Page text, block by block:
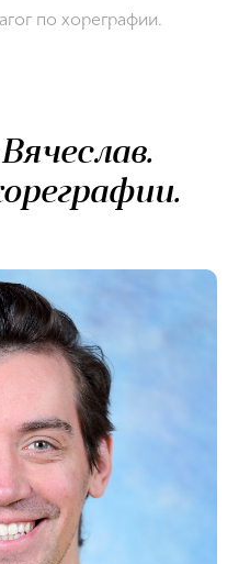
по хореграфии.